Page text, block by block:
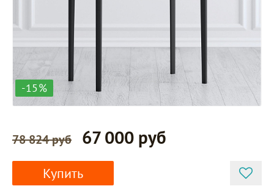
-15%
78 824 руб 67 000 руб
Купить